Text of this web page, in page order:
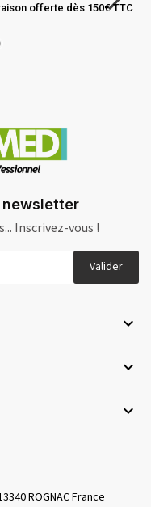
offerte dès 150€ TTC
Inscrivez-vous !
Valider



ROGNAC France